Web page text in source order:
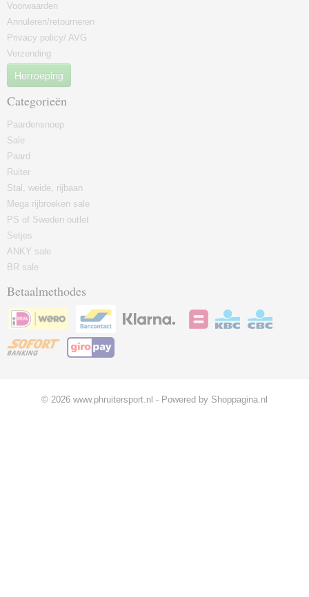
Voorwaarden
Annuleren/retourneren
Privacy policy/ AVG
Verzending
Herroeping
Categorieën
Paardensnoep
Sale
Paard
Ruiter
Stal, weide, rijbaan
Mega rijbroeken sale
PS of Sweden outlet
Setjes
ANKY sale
BR sale
Betaalmethodes
© 2026 www.phruitersport.nl - Powered by Shoppagina.nl